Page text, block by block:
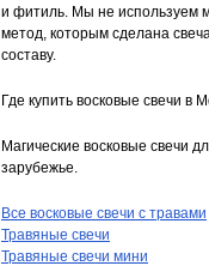
и фитиль. Мы не используем
метод, которым сделана
составу.
Где купить восковые свечи в
Магические восковые свечи
зарубежье.
Все восковые свечи с травами
Травяные свечи
Травяные свечи мини